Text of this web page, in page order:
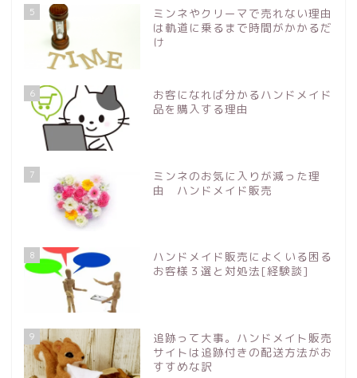
5
ミンネやクリーマで売れない理由
は軌道に乗るまで時間がかかるだ
け
6
お客になれば分かるハンドメイド
品を購入する理由
7
ミンネのお気に入りが減った理
由 ハンドメイド販売
8
ハンドメイド販売によくいる困る
お客様３選と対処法[経験談]
9
追跡って大事。ハンドメイト販売
サイトは追跡付きの配送方法がお
すすめな訳